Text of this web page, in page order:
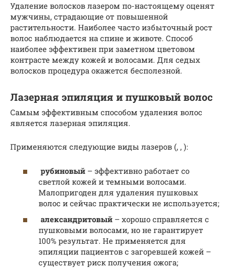
Удаление волосков лазером по-настоящему оценят
мужчины, страдающие от повышенной
растительности. Наиболее часто избыточный рост
волос наблюдается на спине и животе. Способ
наиболее эффективен при заметном цветовом
контрасте между кожей и волосами. Для седых
волосков процедура окажется бесполезной.
Лазерная эпиляция и пушковый волос
Самым эффективным способом удаления волос
является лазерная эпиляция.
Применяются следующие виды лазеров (, , ):
рубиновый – эффективно работает со
светлой кожей и темными волосами.
Малопригоден для удаления пушковых
волос и сейчас практически не используется;
александритовый – хорошо справляется с
пушковыми волосами, но не гарантирует
100% результат. Не применяется для
эпиляции пациентов с загоревшей кожей –
существует риск получения ожога;